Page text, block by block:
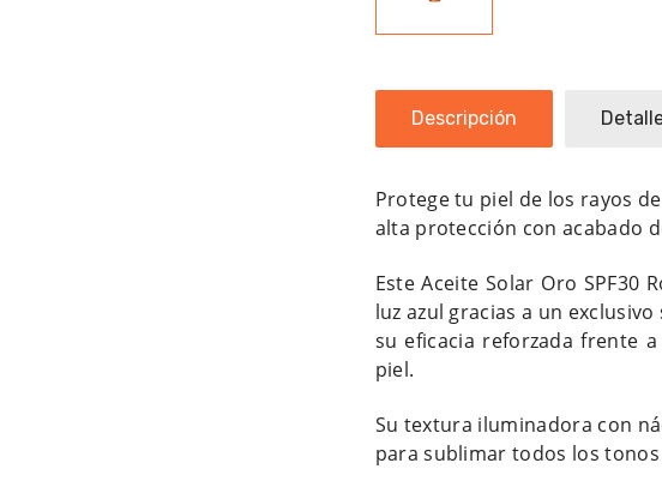
Descripción
Protege tu piel de los rayos
alta protección con acabado
Este Aceite Solar Oro
luz azul gracias a un
su eficacia reforzada frente a
piel.
Su textura iluminadora con
para sublimar todos los